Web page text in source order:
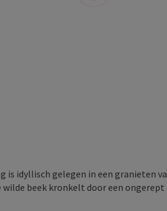
is idyllisch gelegen in een granieten
wilde beek kronkelt door een